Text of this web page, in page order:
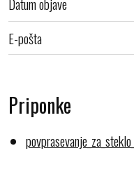
E-pošta
Priponke